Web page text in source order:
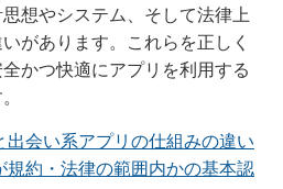
想やシステム、そして法律上
があります。これらを正しく
かつ快適にアプリを利用する
出会い系アプリの仕組みの違い
規約・法律の範囲内かの基本認